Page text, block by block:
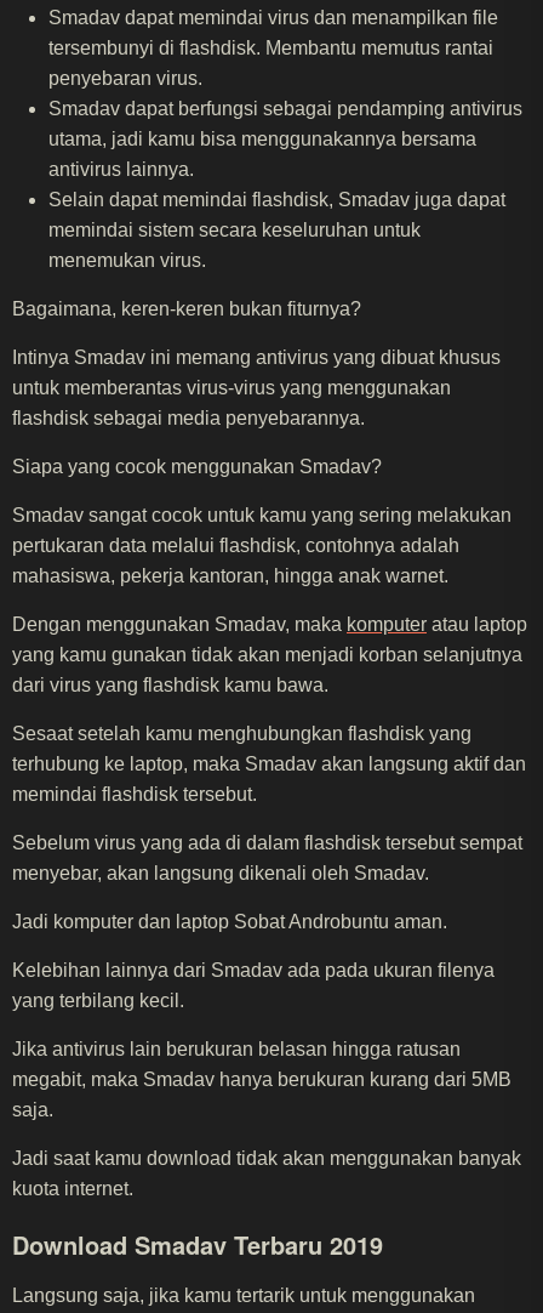
Smadav dapat memindai virus dan menampilkan file
tersembunyi di flashdisk. Membantu memutus rantai
penyebaran virus.
Smadav dapat berfungsi sebagai pendamping antivirus
utama, jadi kamu bisa menggunakannya bersama
antivirus lainnya.
Selain dapat memindai flashdisk, Smadav juga dapat
memindai sistem secara keseluruhan untuk
menemukan virus.
Bagaimana, keren-keren bukan fiturnya?
Intinya Smadav ini memang antivirus yang dibuat khusus
untuk memberantas virus-virus yang menggunakan
flashdisk sebagai media penyebarannya.
Siapa yang cocok menggunakan Smadav?
Smadav sangat cocok untuk kamu yang sering melakukan
pertukaran data melalui flashdisk, contohnya adalah
mahasiswa, pekerja kantoran, hingga anak warnet.
Dengan menggunakan Smadav, maka komputer atau laptop
yang kamu gunakan tidak akan menjadi korban selanjutnya
dari virus yang flashdisk kamu bawa.
Sesaat setelah kamu menghubungkan flashdisk yang
terhubung ke laptop, maka Smadav akan langsung aktif dan
memindai flashdisk tersebut.
Sebelum virus yang ada di dalam flashdisk tersebut sempat
menyebar, akan langsung dikenali oleh Smadav.
Jadi komputer dan laptop Sobat Androbuntu aman.
Kelebihan lainnya dari Smadav ada pada ukuran filenya
yang terbilang kecil.
Jika antivirus lain berukuran belasan hingga ratusan
megabit, maka Smadav hanya berukuran kurang dari 5MB
saja.
Jadi saat kamu download tidak akan menggunakan banyak
kuota internet.
Download Smadav Terbaru 2019
Langsung saja, jika kamu tertarik untuk menggunakan